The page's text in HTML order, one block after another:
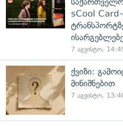
sCool
7 აგვისტო,
ქვიზი:
მინიშნებით
7 აგვისტო,